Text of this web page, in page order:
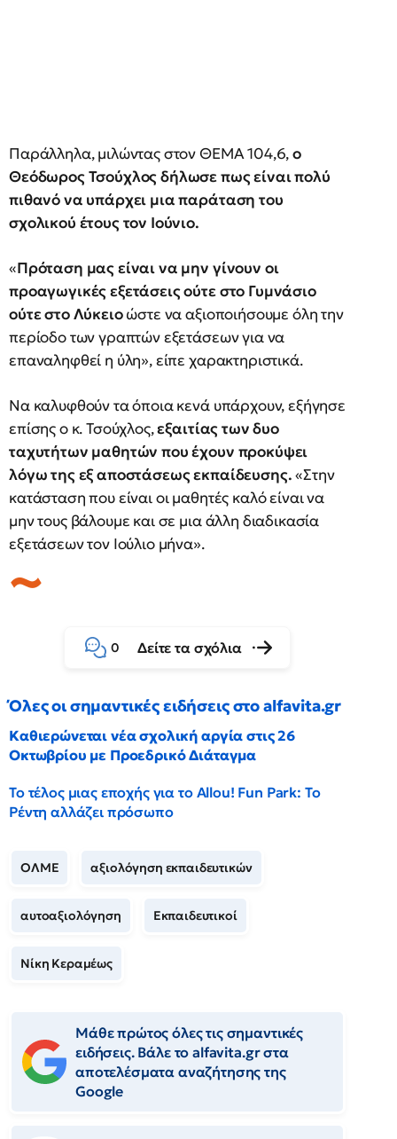
Παράλληλα, μιλώντας στον ΘΕΜΑ 104,6,ο
Θεόδωρος Τσούχλος δήλωσε πως είναι πολύ
πιθανό να υπάρχει μια παράταση του
σχολικού έτους τον Ιούνιο.
«Πρόταση μας είναι να μην γίνουν οι
προαγωγικές εξετάσεις ούτε στο Γυμνάσιο
ούτε στο Λύκειοώστε να αξιοποιήσουμε όλη την
περίοδο των γραπτών εξετάσεων για να
επαναληφθεί η ύλη», είπε χαρακτηριστικά.
Να καλυφθούν τα όποια κενά υπάρχουν, εξήγησε
επίσης ο κ. Τσούχλος,εξαιτίας των δυο
ταχυτήτων μαθητών που έχουν προκύψει
λόγω της εξ αποστάσεως εκπαίδευσης.«Στην
κατάσταση που είναι οι μαθητές καλό είναι να
μην τους βάλουμε και σε μια άλλη διαδικασία
εξετάσεων τον Ιούλιο μήνα».
0 Δείτε τα σχόλια
Όλες οι σημαντικές ειδήσεις στο alfavita.gr
Καθιερώνεται νέα σχολική αργία στις 26
Οκτωβρίου με Προεδρικό Διάταγμα
Το τέλος μιας εποχής για το Allou! Fun Park: Το
Ρέντη αλλάζει πρόσωπο
ΟΛΜΕ αξιολόγηση εκπαιδευτικών
αυτοαξιολόγηση Εκπαιδευτικοί
Νίκη Κεραμέως
Μάθε πρώτος όλες τις σημαντικές
ειδήσεις. Βάλε το alfavita.gr στα
αποτελέσματα αναζήτησης της
Google